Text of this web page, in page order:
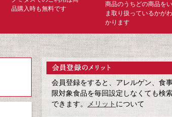
品購入時も無料です
商品のうちどの商品をい
ま取り扱っているかがわ
かります
会員登録をすると、アレルゲン、食
限対象食品を毎回設定しなくても検
できます。メリットについて